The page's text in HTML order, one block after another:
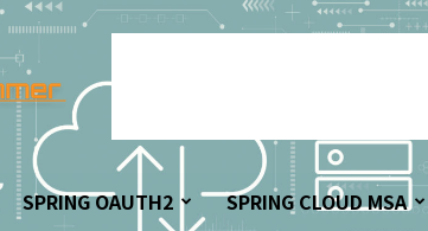
SPRING OAUTH2 SPRING CLOUD MSA